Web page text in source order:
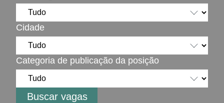
Cidade
Categoria de publicação da posição